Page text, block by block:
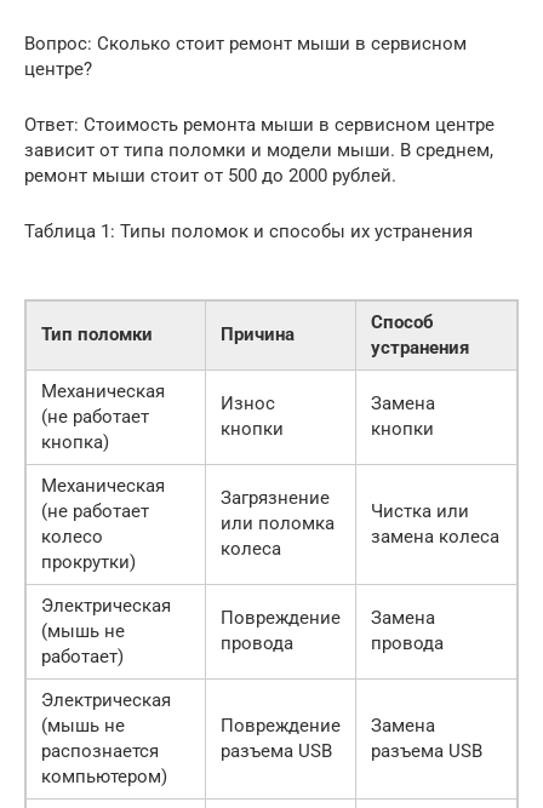
Вопрос: Сколько стоит ремонт мыши в сервисном
центре?
Ответ: Стоимость ремонта мыши в сервисном центре
зависит от типа поломки и модели мыши. В среднем,
ремонт мыши стоит от 500 до 2000 рублей.
Таблица 1: Типы поломок и способы их устранения
Тип поломки Причина
Способ
устранения
Механическая
(не работает
кнопка)
Износ
кнопки
Замена
кнопки
Механическая
(не работает
колесо
прокрутки)
Загрязнение
или поломка
колеса
Чистка или
замена колеса
Электрическая
(мышь не
работает)
Повреждение
провода
Замена
провода
Электрическая
(мышь не
распознается
компьютером)
Повреждение
разъема USB
Замена
разъема USB